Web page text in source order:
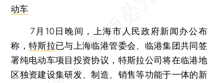
动车
7月10日晚间，上海市人民政府新闻办公布
称，特斯拉已与上海临港管委会、临港集团共同签
署纯电动车项目投资协议，特斯拉公司将在临港地
区独资建设集研发、制造、销售等功能于一体的新